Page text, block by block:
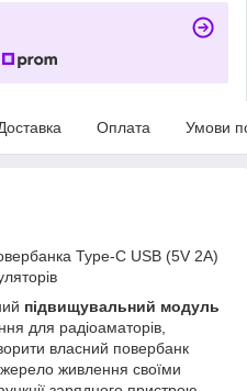
Оплата Умови
Type-C USB (5V 2A)
підвищувальний модуль
для радіоаматорів,
власний повербанк
живлення своїми